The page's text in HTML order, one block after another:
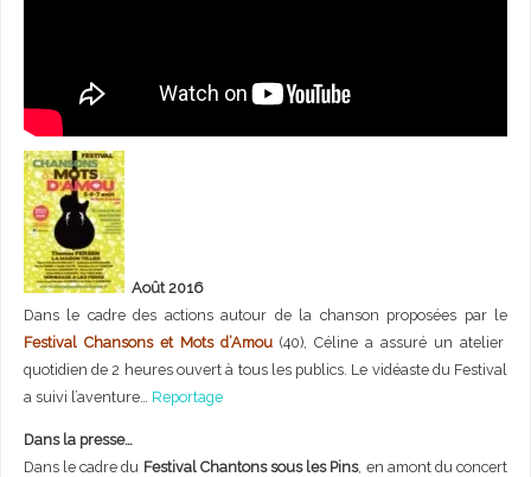
Août 2016
Dans le cadre des actions autour de la chanson proposées par le
Festival Chansons et Mots d’Amou (40), Céline a assuré un atelier
quotidien de 2 heures ouvert à tous les publics. Le vidéaste du Festival
a suivi l’aventure… Reportage
Dans la presse…
Dans le cadre du Festival Chantons sous les Pins, en amont du concert